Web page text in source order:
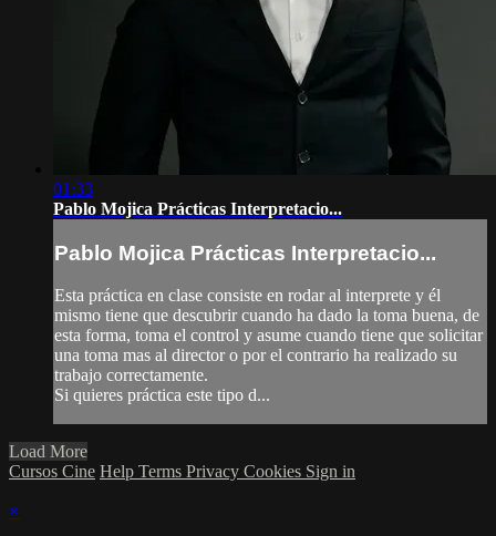
01:33
Pablo Mojica Prácticas Interpretacio...
Pablo Mojica Prácticas Interpretacio...
Esta práctica en clase consiste en rodar al interprete y él
mismo tiene que descubrir cuando ha dado la toma buena, de
esta forma, toma el control y asume cuando tiene que solicitar
una toma mas al director o por el contrario ha realizado su
trabajo correctamente.
Si quieres práctica este tipo d...
Load More
Cursos Cine Help Terms Privacy Cookies Sign in
×